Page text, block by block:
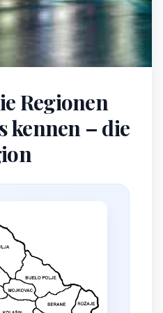
Regionen
kennen – die